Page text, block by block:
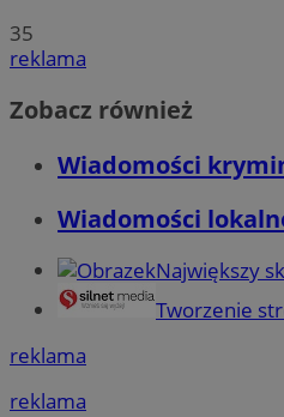
35
reklama
Zobacz również
Wiadomości
Wiadomości
Największy
Tworzenie
reklama
reklama